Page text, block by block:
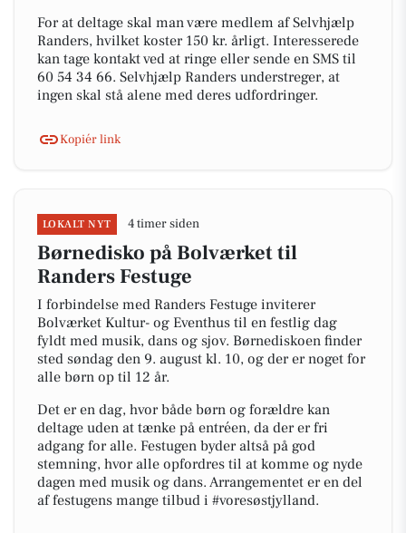
For at deltage skal man være medlem af Selvhjælp
Randers, hvilket koster 150 kr. årligt. Interesserede
kan tage kontakt ved at ringe eller sende en SMS til
60 54 34 66. Selvhjælp Randers understreger, at
ingen skal stå alene med deres udfordringer.
Kopiér link
LOKALT NYT 4 timer siden
Børnedisko på Bolværket til
Randers Festuge
I forbindelse med Randers Festuge inviterer
Bolværket Kultur- og Eventhus til en festlig dag
fyldt med musik, dans og sjov. Børnediskoen finder
sted søndag den 9. august kl. 10, og der er noget for
alle børn op til 12 år.
Det er en dag, hvor både børn og forældre kan
deltage uden at tænke på entréen, da der er fri
adgang for alle. Festugen byder altså på god
stemning, hvor alle opfordres til at komme og nyde
dagen med musik og dans. Arrangementet er en del
af festugens mange tilbud i #voresøstjylland.